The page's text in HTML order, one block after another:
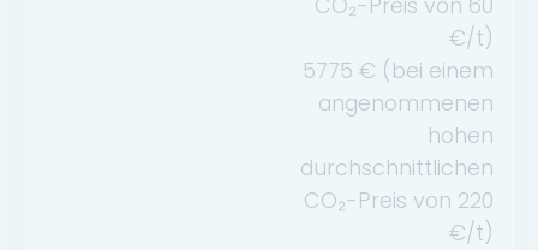
€/t)
5775 € (bei einem
angenommenen
hohen
durchschnittlichen
CO₂-Preis von 220
€/t)